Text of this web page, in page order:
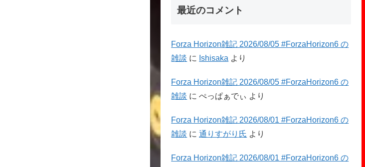
最近のコメント
Forza Horizon雑記 2026/08/05 #ForzaHorizon6 の
雑談 に Ishisaka より
Forza Horizon雑記 2026/08/05 #ForzaHorizon6 の
雑談 にぺっぱぁでぃ より
Forza Horizon雑記 2026/08/01 #ForzaHorizon6 の
雑談 に通りすがり氏 より
Forza Horizon雑記 2026/08/01 #ForzaHorizon6 の